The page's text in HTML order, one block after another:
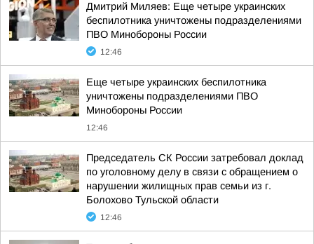
Дмитрий Миляев: Еще четыре украинских
беспилотника уничтожены подразделениями
ПВО Минобороны России
12:46
Еще четыре украинских беспилотника
уничтожены подразделениями ПВО
Минобороны России
12:46
Председатель СК России затребовал доклад
по уголовному делу в связи с обращением о
нарушении жилищных прав семьи из г.
Болохово Тульской области
12:46